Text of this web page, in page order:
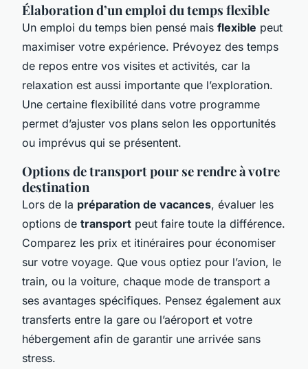
Élaboration d’un emploi du temps flexible
Un emploi du temps bien pensé mais flexible peut
maximiser votre expérience. Prévoyez des temps
de repos entre vos visites et activités, car la
relaxation est aussi importante que l’exploration.
Une certaine flexibilité dans votre programme
permet d’ajuster vos plans selon les opportunités
ou imprévus qui se présentent.
Options de transport pour se rendre à votre
destination
Lors de la préparation de vacances, évaluer les
options de transport peut faire toute la différence.
Comparez les prix et itinéraires pour économiser
sur votre voyage. Que vous optiez pour l’avion, le
train, ou la voiture, chaque mode de transport a
ses avantages spécifiques. Pensez également aux
transferts entre la gare ou l’aéroport et votre
hébergement afin de garantir une arrivée sans
stress.